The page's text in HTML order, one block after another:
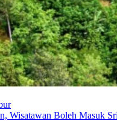
Wisatawan Boleh Masuk